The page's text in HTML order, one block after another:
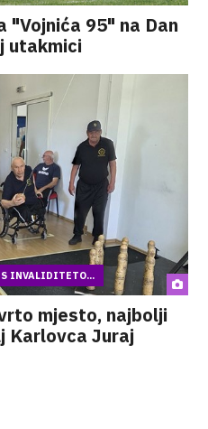
"Vojnića 95" na Dan
utakmici
S INVALIDITETO...
mjesto, najbolji
Karlovca Juraj